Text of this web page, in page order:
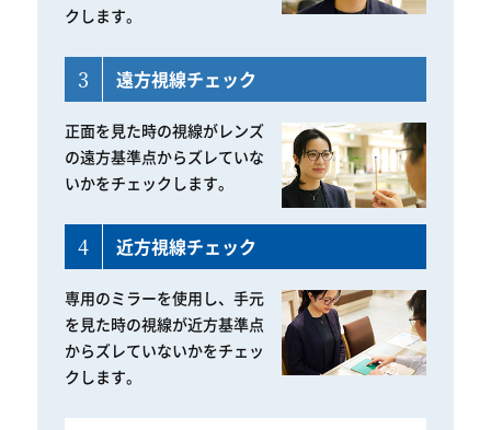
クします。
3 遠方視線チェック
正面を見た時の視線がレンズ
の遠方基準点からズレていな
いかをチェックします。
4 近方視線チェック
専用のミラーを使用し、手元
を見た時の視線が近方基準点
からズレていないかをチェッ
クします。